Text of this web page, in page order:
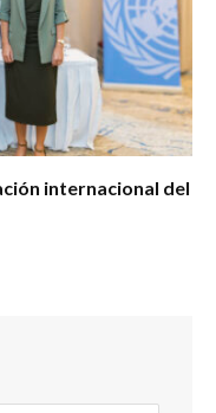
internacional del